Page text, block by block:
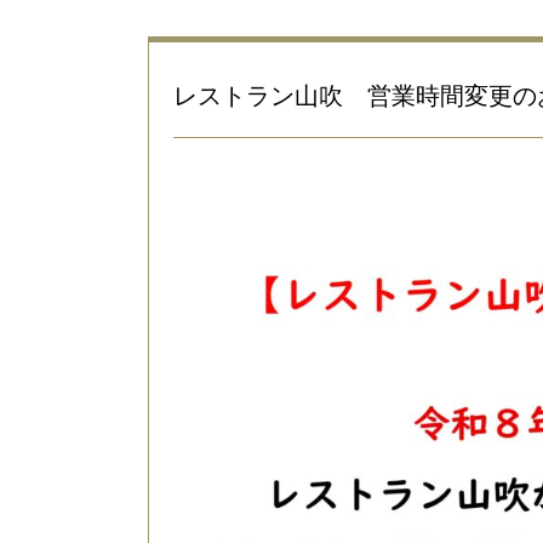
レストラン山吹 営業時間変更の